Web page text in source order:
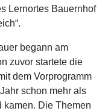
Lernortes Bauernhof
begann am
zuvor startete die
dem Vorprogramm
schon mehr als
kamen. Die Themen